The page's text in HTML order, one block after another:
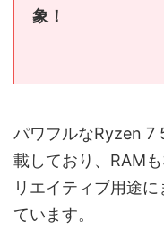
象！
パワフルなRyzen 7
載しており、RAM
リエイティブ用途
ています。